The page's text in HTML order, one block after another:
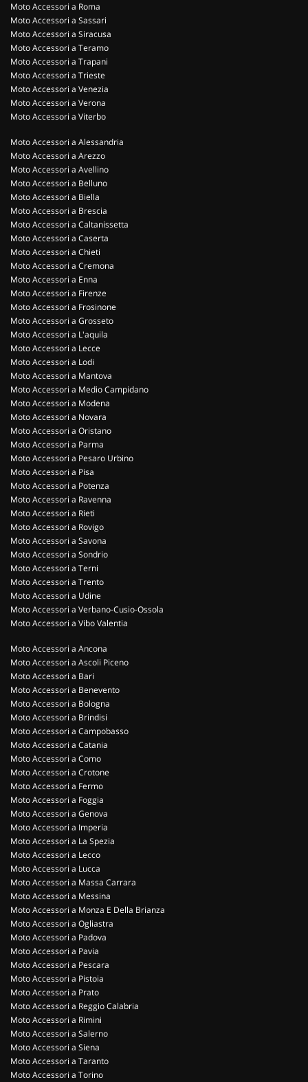
Moto Accessori a Roma
Moto Accessori a Sassari
Moto Accessori a Siracusa
Moto Accessori a Teramo
Moto Accessori a Trapani
Moto Accessori a Trieste
Moto Accessori a Venezia
Moto Accessori a Verona
Moto Accessori a Viterbo
Moto Accessori a Alessandria
Moto Accessori a Arezzo
Moto Accessori a Avellino
Moto Accessori a Belluno
Moto Accessori a Biella
Moto Accessori a Brescia
Moto Accessori a Caltanissetta
Moto Accessori a Caserta
Moto Accessori a Chieti
Moto Accessori a Cremona
Moto Accessori a Enna
Moto Accessori a Firenze
Moto Accessori a Frosinone
Moto Accessori a Grosseto
Moto Accessori a L'aquila
Moto Accessori a Lecce
Moto Accessori a Lodi
Moto Accessori a Mantova
Moto Accessori a Medio Campidano
Moto Accessori a Modena
Moto Accessori a Novara
Moto Accessori a Oristano
Moto Accessori a Parma
Moto Accessori a Pesaro Urbino
Moto Accessori a Pisa
Moto Accessori a Potenza
Moto Accessori a Ravenna
Moto Accessori a Rieti
Moto Accessori a Rovigo
Moto Accessori a Savona
Moto Accessori a Sondrio
Moto Accessori a Terni
Moto Accessori a Trento
Moto Accessori a Udine
Moto Accessori a Verbano-Cusio-Ossola
Moto Accessori a Vibo Valentia
Moto Accessori a Ancona
Moto Accessori a Ascoli Piceno
Moto Accessori a Bari
Moto Accessori a Benevento
Moto Accessori a Bologna
Moto Accessori a Brindisi
Moto Accessori a Campobasso
Moto Accessori a Catania
Moto Accessori a Como
Moto Accessori a Crotone
Moto Accessori a Fermo
Moto Accessori a Foggia
Moto Accessori a Genova
Moto Accessori a Imperia
Moto Accessori a La Spezia
Moto Accessori a Lecco
Moto Accessori a Lucca
Moto Accessori a Massa Carrara
Moto Accessori a Messina
Moto Accessori a Monza E Della Brianza
Moto Accessori a Ogliastra
Moto Accessori a Padova
Moto Accessori a Pavia
Moto Accessori a Pescara
Moto Accessori a Pistoia
Moto Accessori a Prato
Moto Accessori a Reggio Calabria
Moto Accessori a Rimini
Moto Accessori a Salerno
Moto Accessori a Siena
Moto Accessori a Taranto
Moto Accessori a Torino